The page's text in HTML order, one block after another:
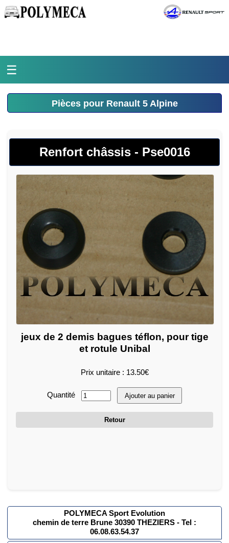
☰
Accueil
La médiathèque
L'histoire
Pièces Polymeca
Contact
Pièces pour Renault 5 Alpine
Renfort châssis - Pse0016
jeux de 2 demis bagues téflon, pour tige
et rotule Unibal
Prix unitaire : 13.50€
Quantité Ajouter au panier
Retour
POLYMECA Sport Evolution
chemin de terre Brune 30390 THEZIERS - Tel :
06.08.63.54.37